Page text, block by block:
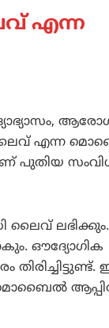
എന്ന
ലൈവ് എന്ന
പുതിയ
ലഭിക്കും.
ഔദ്യോഗിക
മൊബൈല്‍